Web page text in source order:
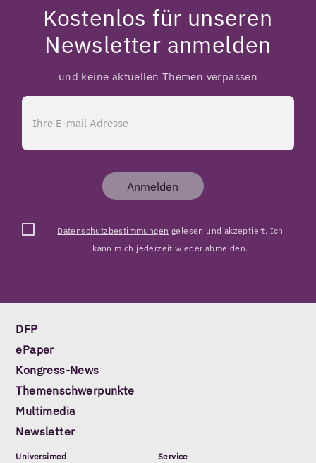
Kostenlos für unseren
Newsletter anmelden
und keine aktuellen Themen verpassen
Anmelden
Datenschutzbestimmungen gelesen und akzeptiert. Ich
kann mich jederzeit wieder abmelden.
DFP
ePaper
Kongress-News
Themenschwerpunkte
Multimedia
Newsletter
Universimed Service